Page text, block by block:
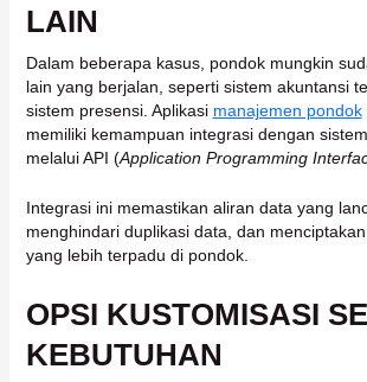
LAIN
Dalam beberapa kasus, pondok mungkin
lain yang berjalan, seperti sistem akuntansi
sistem presensi. Aplikasi manajemen pondok
memiliki kemampuan integrasi dengan
melalui API (Application Programming
Integrasi ini memastikan aliran data yang
menghindari duplikasi data, dan
yang lebih terpadu di pondok.
OPSI KUSTOMISASI
KEBUTUHAN